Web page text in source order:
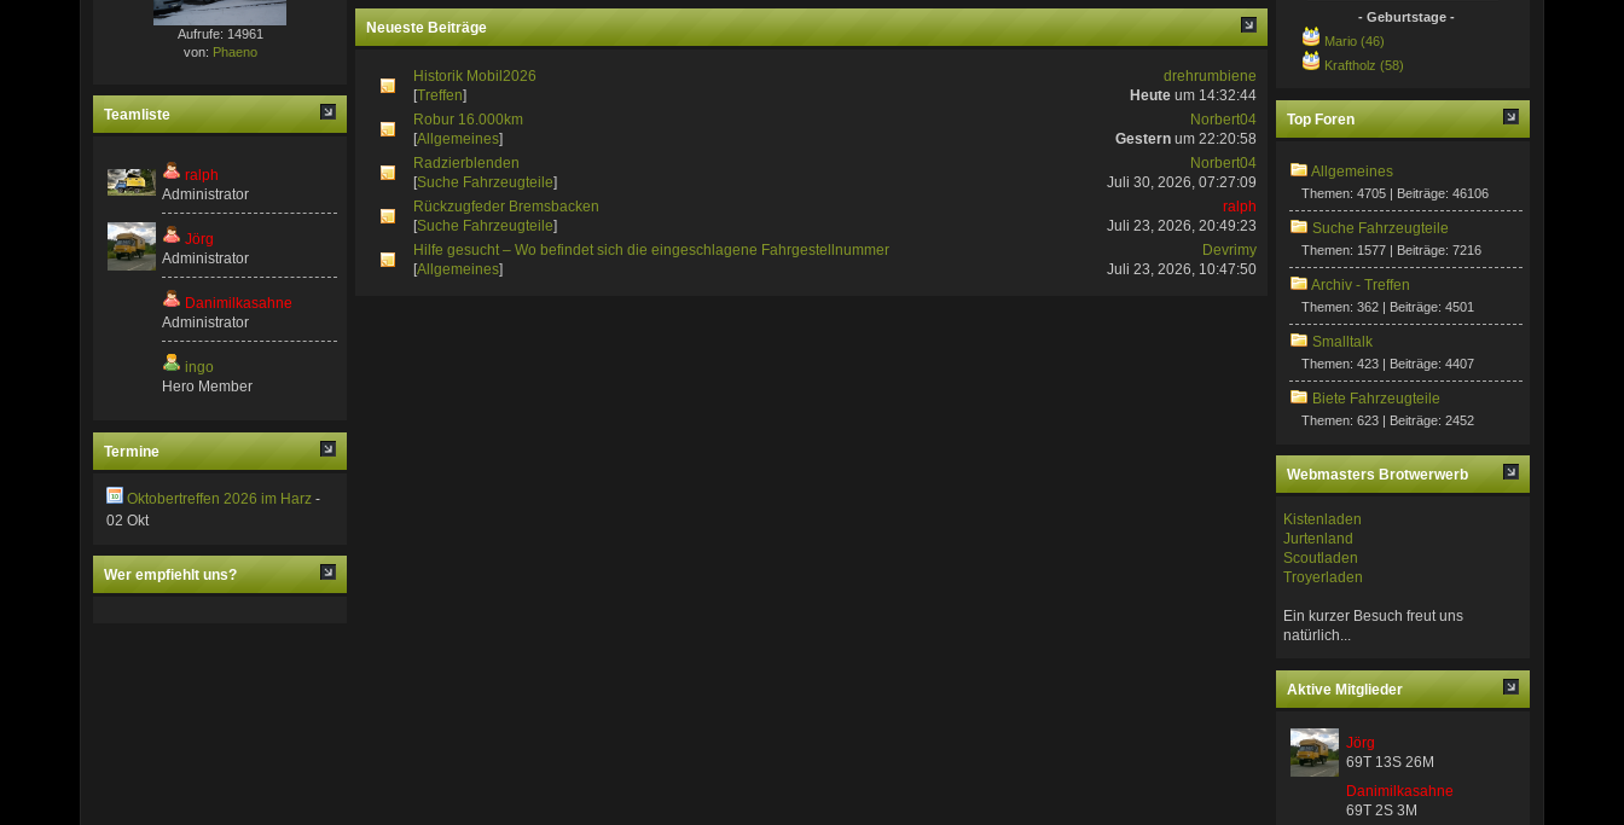
Aufrufe: 14961
von: Phaeno
Teamliste
ralph
Administrator
Jörg
Administrator
Danimilkasahne
Administrator
ingo
Hero Member
Termine
Oktobertreffen 2026 im Harz -
02 Okt
Wer empfiehlt uns?
Neueste Beiträge
Historik Mobil2026
[Treffen]
drehrumbiene
Heute um 14:32:44
Robur 16.000km
[Allgemeines]
Norbert04
Gestern um 22:20:58
Radzierblenden
[Suche Fahrzeugteile]
Norbert04
Juli 30, 2026, 07:27:09
Rückzugfeder Bremsbacken
[Suche Fahrzeugteile]
ralph
Juli 23, 2026, 20:49:23
Hilfe gesucht – Wo befindet sich die eingeschlagene Fahrgestellnummer
[Allgemeines]
Devrimy
Juli 23, 2026, 10:47:50
- Geburtstage -
Mario (46)
Kraftholz (58)
Top Foren
Allgemeines
Themen: 4705 | Beiträge: 46106
Suche Fahrzeugteile
Themen: 1577 | Beiträge: 7216
Archiv - Treffen
Themen: 362 | Beiträge: 4501
Smalltalk
Themen: 423 | Beiträge: 4407
Biete Fahrzeugteile
Themen: 623 | Beiträge: 2452
Webmasters Brotwerwerb
Kistenladen
Jurtenland
Scoutladen
Troyerladen
Ein kurzer Besuch freut uns
natürlich...
Aktive Mitglieder
Jörg
69T 13S 26M
Danimilkasahne
69T 2S 3M